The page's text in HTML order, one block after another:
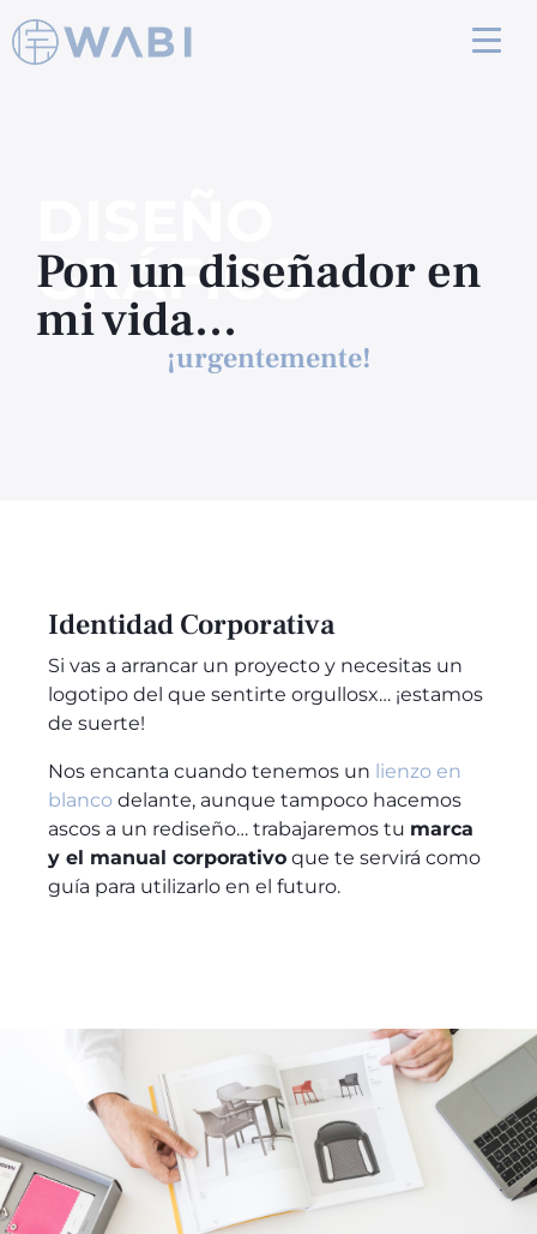
GRÁFICO
Pon un diseñador en
mi vida...
¡urgentemente!
Identidad Corporativa
Si vas a arrancar un proyecto y necesitas un
logotipo del que sentirte orgullosx… ¡estamos
de suerte!
Nos encanta cuando tenemos un lienzo en
blanco delante, aunque tampoco hacemos
ascos a un rediseño… trabajaremos tu marca
y el manual corporativo que te servirá como
guía para utilizarlo en el futuro.